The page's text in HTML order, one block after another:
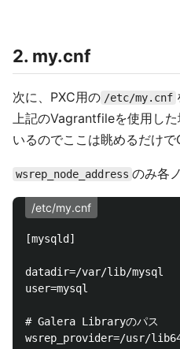
2. my.cnf
次に、PXC用の /etc/my.cnf
上記のVagrantfileを使用し
いるのでここは眺めるだけで
wsrep_node_address のみ各
/etc/my.cnf
[mysqld]
datadir=/var/lib/mysql
user=mysql
# Galera Libraryのパス
wsrep_provider=/usr/